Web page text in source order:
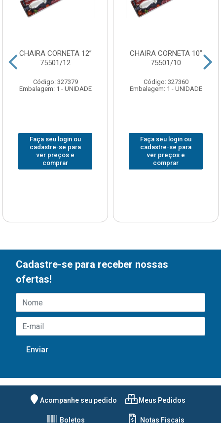
CHAIRA CORNETA 12”
75501/12
Código: 327379
Embalagem: 1 - UNIDADE
Faça seu login ou
cadastre-se para
ver preços e
comprar
CHAIRA CORNETA 10”
75501/10
Código: 327360
Embalagem: 1 - UNIDADE
Faça seu login ou
cadastre-se para
ver preços e
comprar
Cadastre-se para receber nossas
ofertas!
Acompanhe seu pedido Meus Pedidos
Boletos Notas Fiscais